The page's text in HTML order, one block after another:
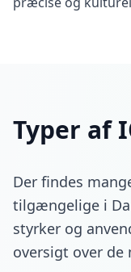
n
e
s
d
o
g
n
Typer af
Der findes
tilgængelige i
styrker og
oversigt over de